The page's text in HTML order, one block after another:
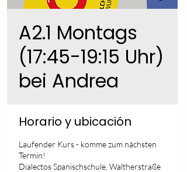
A2.1 Montags
(17:45-19:15 Uhr)
bei Andrea
Horario y ubicación
Laufender Kurs - komme zum nächsten
Termin!
Dialectos Spanischschule, Waltherstraße